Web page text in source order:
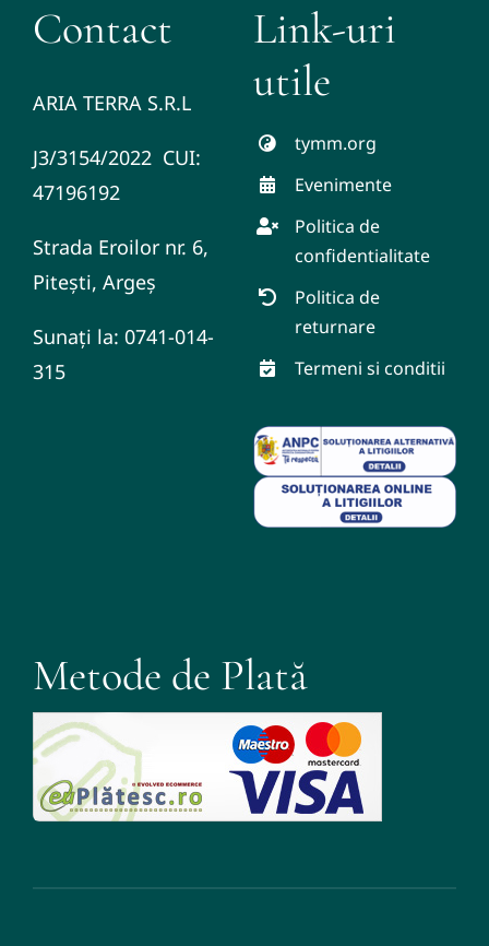
Contact
ARIA TERRA S.R.L
J3/3154/2022 CUI:
47196192
Strada Eroilor nr. 6,
Pitești, Argeș
Sunați la: 0741-014-
315
Link-uri
utile
tymm.org
Evenimente
Politica de
confidentialitate
Politica de
returnare
Termeni si conditii
Metode de Plată